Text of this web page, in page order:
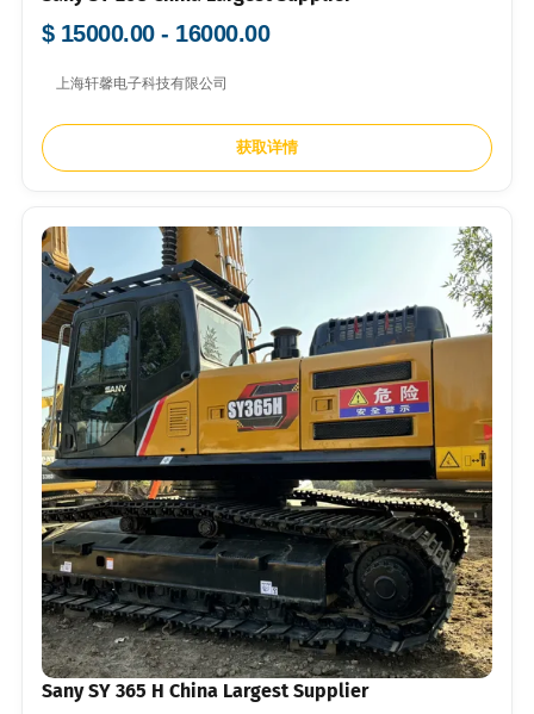
$ 15000.00 - 16000.00
上海轩馨电子科技有限公司
获取详情
Sany SY 365 H China Largest Supplier